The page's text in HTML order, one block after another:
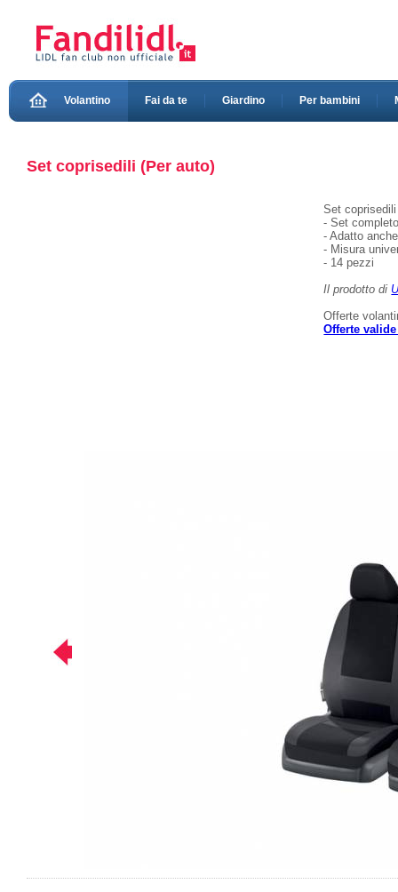
Volantino Fai da te Giardino Per bambini
Set coprisedili (Per auto)
Set
- Set
- Adatto
- Misura
- 14 pezzi
Il prodotto di
Offerte
Offerte